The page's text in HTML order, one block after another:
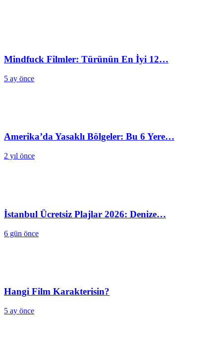
Mindfuck Filmler: Türünün En İyi 12…
5 ay önce
Amerika’da Yasaklı Bölgeler: Bu 6 Yere…
2 yıl önce
İstanbul Ücretsiz Plajlar 2026: Denize…
6 gün önce
Hangi Film Karakterisin?
5 ay önce